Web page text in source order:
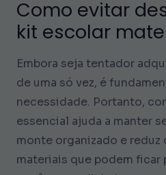
Como evitar
kit escolar
Embora seja tentador
de uma só vez, é
necessidade. Portanto,
essencial ajuda a manter
monte organizado e
materiais que podem ficar